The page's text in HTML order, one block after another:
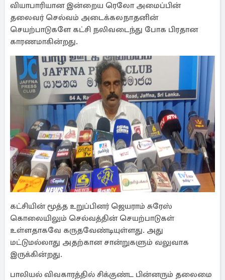
வியாபாரியான இன்றைய ரெலோ அமைப்பின்
தலைவர் செல்வம் அடைக்கலநாதனின்
செயற்பாடுகளே கட்சி நலிவடைந்து போக பிரதான
காரணமாகின்றது.
கட்சியின் மூத்த உறுப்பினர் ஜெயராம் சுரேஸ்
கொலையிலும் செல்வத்தின் செயற்பாடுகள்
உள்ளதாகவே கருதவேண்டியுள்ளது. அது
மட்டுமல்லாது அதற்கான சான்றுகளும் வலுவாக
இருக்கின்றது.
பாலியல் விவகாரத்தில் சிக்குண்ட பின்னரும் தலைமை